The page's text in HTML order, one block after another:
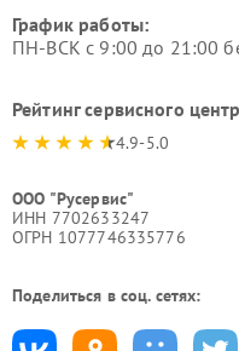
График работы:
ПН-ВСК с 9:00 до 21:00
Рейтинг сервисного
4.9-5.0
ООО "Русервис"
ИНН 7702633247
ОГРН 1077746335776
Поделиться в соц. сетях: